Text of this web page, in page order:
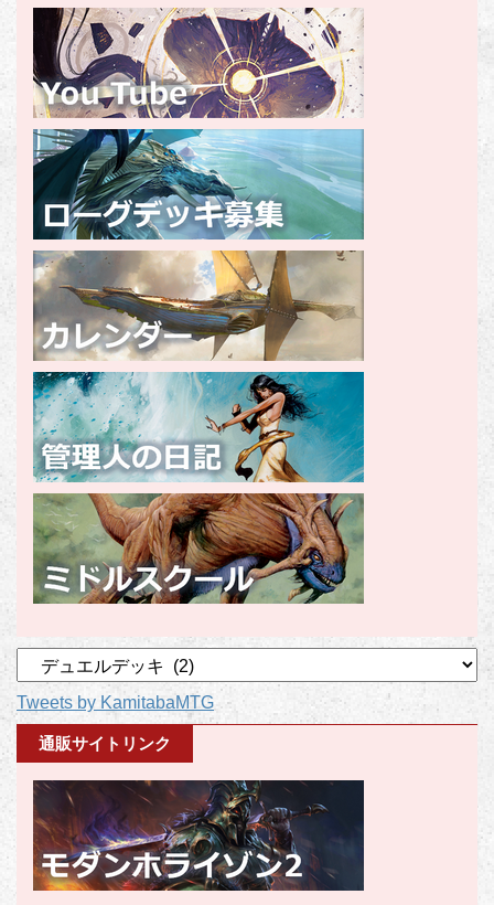
事
カ
テ
Tweets by KamitabaMTG
通販サイトリンク